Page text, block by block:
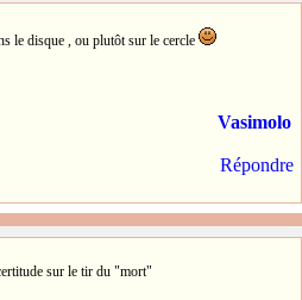
le disque , ou plutôt sur le cercle
Vasimolo
Répondre
sur le tir du "mort"